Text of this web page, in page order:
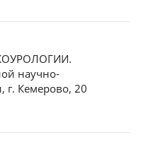
научно-
г. Кемерово, 20